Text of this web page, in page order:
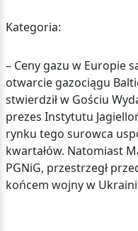
Kategoria:
– Ceny gazu w Europie
otwarcie gazociągu
stwierdził w Gościu
prezes Instytutu
rynku tego surowca
kwartałów. Natomiast
PGNiG, przestrzegł
końcem wojny w